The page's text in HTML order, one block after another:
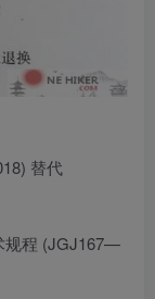
替代
规程 (JGJ167—